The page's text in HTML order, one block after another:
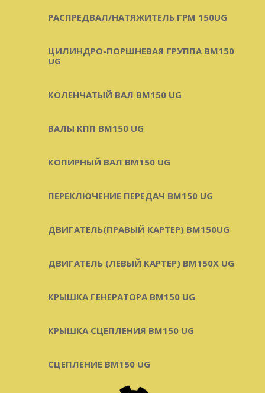
РАСПРЕДВАЛ/НАТЯЖИТЕЛЬ ГРМ 150UG
ЦИЛИНДРО-ПОРШНЕВАЯ ГРУППА BM150
UG
КОЛЕНЧАТЫЙ ВАЛ BM150 UG
ВАЛЫ КПП BM150 UG
КОПИРНЫЙ ВАЛ BM150 UG
ПЕРЕКЛЮЧЕНИЕ ПЕРЕДАЧ BM150 UG
ДВИГАТЕЛЬ(ПРАВЫЙ КАРТЕР) ВМ150UG
ДВИГАТЕЛЬ (ЛЕВЫЙ КАРТЕР) BM150X UG
КРЫШКА ГЕНЕРАТОРА BM150 UG
КРЫШКА СЦЕПЛЕНИЯ BM150 UG
СЦЕПЛЕНИЕ BM150 UG